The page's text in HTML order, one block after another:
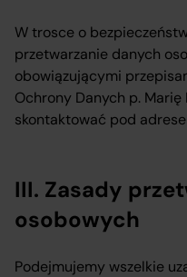
W trosce o
przetwarzanie danych
obowiązującymi
Ochrony Danych p.
skontaktować pod
III. Zasady
osobowych
Podejmujemy wszelkie